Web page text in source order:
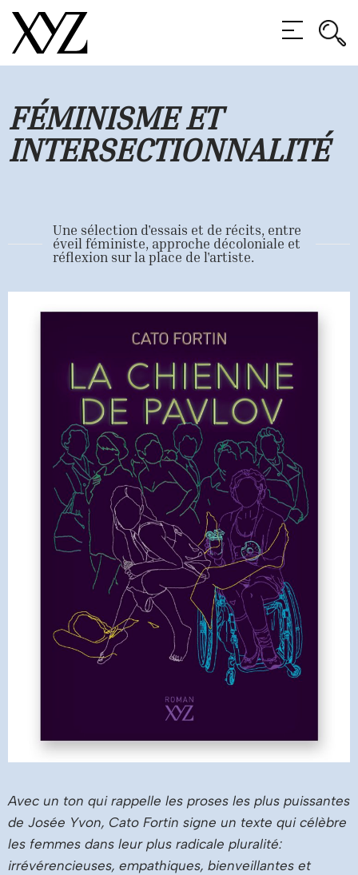
MENU
FÉMINISME ET
INTERSECTIONNALITÉ
Une sélection d'essais et de récits, entre
éveil féministe, approche décoloniale et
réflexion sur la place de l'artiste.
Avec un ton qui rappelle les proses les plus puissantes
de Josée Yvon, Cato Fortin signe un texte qui célèbre
les femmes dans leur plus radicale pluralité:
irrévérencieuses, empathiques, bienveillantes et